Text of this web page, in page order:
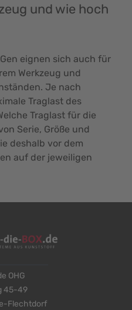
und wie hoch
eignen sich auch für
Werkzeug und
Je nach
Traglast des
Traglast für die
Serie, Größe und
deshalb vor dem
auf der jeweiligen
OHG
45-49
Flechtdorf